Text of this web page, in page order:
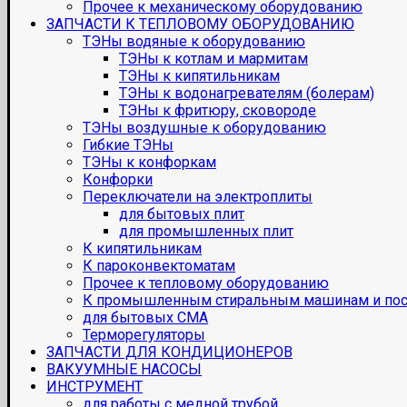
Прочее к механическому оборудованию
ЗАПЧАСТИ К ТЕПЛОВОМУ ОБОРУДОВАНИЮ
ТЭНы водяные к оборудованию
ТЭНы к котлам и мармитам
ТЭНы к кипятильникам
ТЭНы к водонагревателям (болерам)
ТЭНы к фритюру, сковороде
ТЭНы воздушные к оборудованию
Гибкие ТЭНы
ТЭНы к конфоркам
Конфорки
Переключатели на электроплиты
для бытовых плит
для промышленных плит
К кипятильникам
К пароконвектоматам
Прочее к тепловому оборудованию
К промышленным стиральным машинам и
для бытовых СМА
Терморегуляторы
ЗАПЧАСТИ ДЛЯ КОНДИЦИОНЕРОВ
ВАКУУМНЫЕ НАСОСЫ
ИНСТРУМЕНТ